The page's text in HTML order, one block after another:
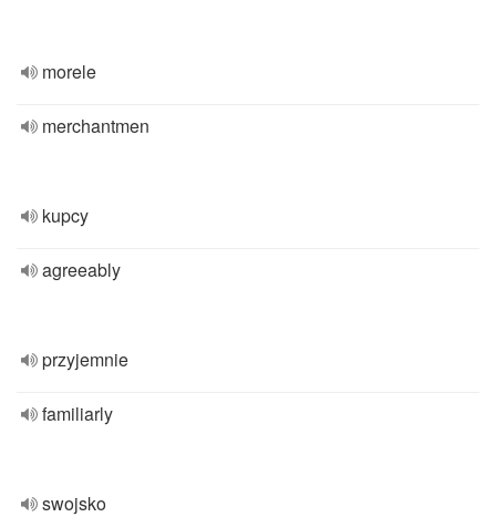
morele
merchantmen
kupcy
agreeably
przyjemnie
familiarly
swojsko